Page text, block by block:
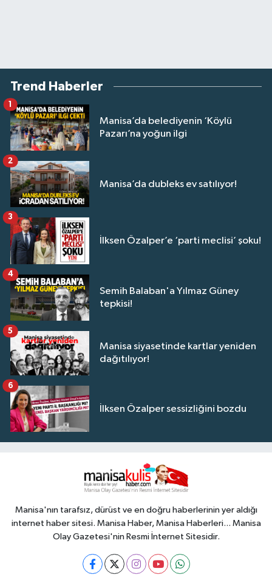
Trend Haberler
Manisa’da belediyenin ‘Köylü
Pazarı’na yoğun ilgi
1
Manisa’da dubleks ev satılıyor!
2
İlksen Özalper’e ‘parti meclisi’ şoku!
3
Semih Balaban'a Yılmaz Güney
tepkisi!
4
Manisa siyasetinde kartlar yeniden
dağıtılıyor!
5
İlksen Özalper sessizliğini bozdu
6
Manisa'nın tarafsız, dürüst ve en doğru haberlerinin yer aldığı
internet haber sitesi. Manisa Haber, Manisa Haberleri... Manisa
Olay Gazetesi'nin Resmi İnternet Sitesidir.